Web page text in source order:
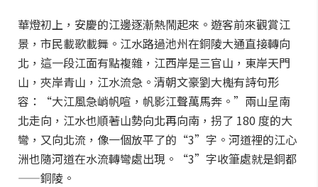
華燈初上，安慶的江邊逐漸熱鬧起來。遊客前來觀賞江
景，市民載歌載舞。江水路過池州在銅陵大通直接轉向
北，這一段江面有點複雜，江西岸是三官山，東岸天門
山，夾岸青山，江水流急。清朝文豪劉大櫆有詩句形
容：“大江風急峭帆喧，帆影江聲萬馬奔。”兩山呈南
北走向，江水也順著山勢向北再向南，拐了 180 度的大
彎，又向北流，像一個放平了的“3”字。河道裡的江心
洲也隨河道在水流轉彎處出現。“3”字收筆處就是銅都
——銅陵。